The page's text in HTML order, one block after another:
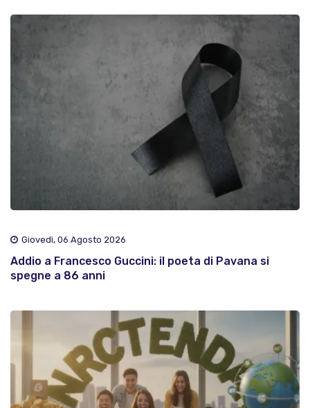
Giovedì, 06 Agosto 2026
Addio a Francesco Guccini: il poeta di Pavana si
spegne a 86 anni